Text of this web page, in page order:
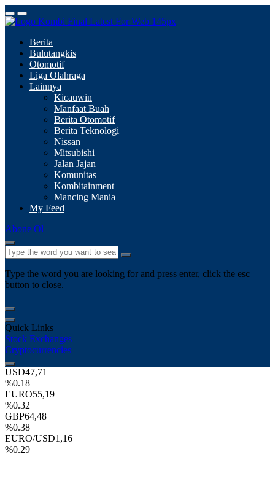
Berita
Bulutangkis
Otomotif
Liga Olahraga
Lainnya
Kicauwin
Manfaat Buah
Berita Otomotif
Berita Teknologi
Nissan
Mitsubishi
Jalan Jajan
Komunitas
Kombitainment
Mancing Mania
My Feed
Abone Ol
Type the word you are looking for and press enter, click the esc
button to close.
Quick Links
Stock Exchanges
Cryptocurrencies
USD47,71
%0.18
EURO55,19
%0.32
GBP64,48
%0.38
EURO/USD1,16
%0.29